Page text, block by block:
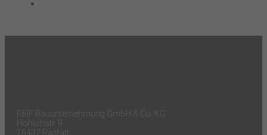
REIF Bauunternehmung GmbH & Co. KG
Hohlohstr. 9
76437 Rastatt